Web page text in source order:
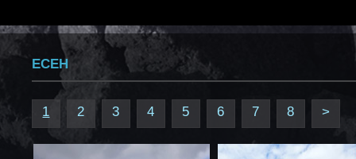
ЕСЕН
1 2 3 4 5 6 7 8 >